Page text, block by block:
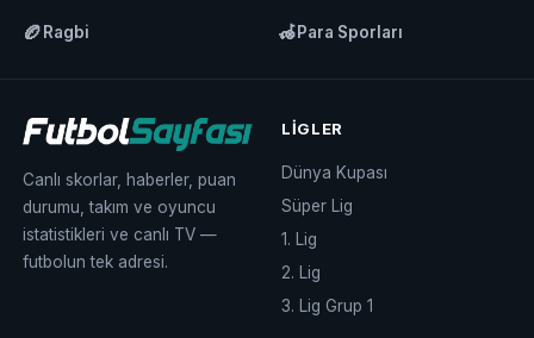
🏉 Ragbi 🦽Para Sporları
Canlı skorlar, haberler, puan
durumu, takım ve oyuncu
istatistikleri ve canlı TV —
futbolun tek adresi.
LIGLER
Dünya Kupası
Süper Lig
1. Lig
2. Lig
3. Lig Grup 1